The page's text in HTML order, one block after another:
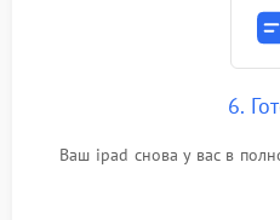
6.
Ваш ipad снова у вас в